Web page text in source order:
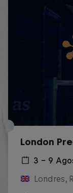
London
3 – 9
Londres,